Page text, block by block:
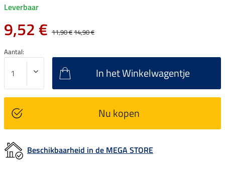
Leverbaar
9,52 € 11,90 €14,90 €
Aantal:
In het Winkelwagentje
Nu kopen
Beschikbaarheid in de MEGA STORE